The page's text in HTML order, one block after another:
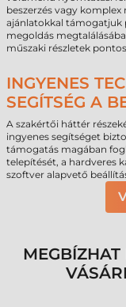
beszerzés vagy
ajánlatokkal támogatjuk
megoldás
műszaki részletek
INGYENES
SEGÍTSÉG A
A szakértői háttér
ingyenes segítséget
támogatás magában
telepítését, a hardveres
szoftver alapvető